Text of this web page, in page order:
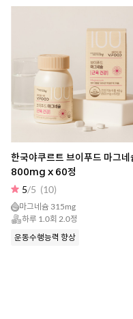
한국야쿠르트 브이푸드 마그네
800mg x 60정
5/5 (10)
마그네슘 315mg
하루 1.0회 2.0정
운동수행능력 향상